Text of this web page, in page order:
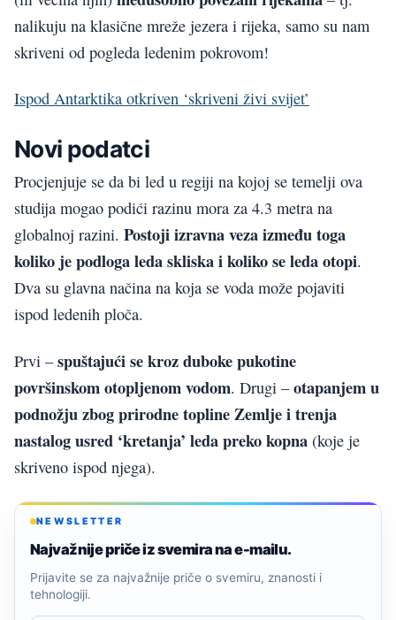
nalikuju na klasične mreže jezera i rijeka, samo su nam
skriveni od pogleda ledenim pokrovom!
Ispod Antarktika otkriven ‘skriveni živi svijet’
Novi podatci
Procjenjuje se da bi led u regiji na kojoj se temelji ova
studija mogao podići razinu mora za 4.3 metra na
globalnoj razini. Postoji izravna veza između toga
koliko je podloga leda skliska i koliko se leda otopi.
Dva su glavna načina na koja se voda može pojaviti
ispod ledenih ploča.
Prvi –spuštajući se kroz duboke pukotine
površinskom otopljenom vodom. Drugi –otapanjem u
podnožju zbog prirodne topline Zemlje i trenja
nastalog usred ‘kretanja’ leda preko kopna (koje je
skriveno ispod njega).
NEWSLETTER
Najvažnije priče iz svemira na e-mailu.
Prijavite se za najvažnije priče o svemiru, znanosti i
tehnologiji.